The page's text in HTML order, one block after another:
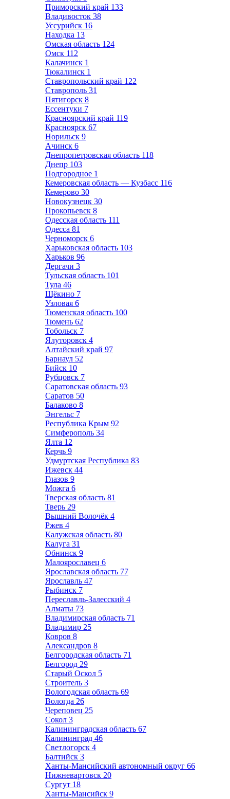
Приморский край 133
Владивосток 38
Уссурийск 16
Находка 13
Омская область 124
Омск 112
Калачинск 1
Тюкалинск 1
Ставропольский край 122
Ставрополь 31
Пятигорск 8
Ессентуки 7
Красноярский край 119
Красноярск 67
Норильск 9
Ачинск 6
Днепропетровская область 118
Днепр 103
Подгородное 1
Кемеровская область — Кузбасс 116
Кемерово 30
Новокузнецк 30
Прокопьевск 8
Одесская область 111
Одесса 81
Черноморск 6
Харьковская область 103
Харьков 96
Дергачи 3
Тульская область 101
Тула 46
Щёкино 7
Узловая 6
Тюменская область 100
Тюмень 62
Тобольск 7
Ялуторовск 4
Алтайский край 97
Барнаул 52
Бийск 10
Рубцовск 7
Саратовская область 93
Саратов 50
Балаково 8
Энгельс 7
Республика Крым 92
Симферополь 34
Ялта 12
Керчь 9
Удмуртская Республика 83
Ижевск 44
Глазов 9
Можга 6
Тверская область 81
Тверь 29
Вышний Волочёк 4
Ржев 4
Калужская область 80
Калуга 31
Обнинск 9
Малоярославец 6
Ярославская область 77
Ярославль 47
Рыбинск 7
Переславль-Залесский 4
Алматы 73
Владимирская область 71
Владимир 25
Ковров 8
Александров 8
Белгородская область 71
Белгород 29
Старый Оскол 5
Строитель 3
Вологодская область 69
Вологда 26
Череповец 25
Сокол 3
Калининградская область 67
Калининград 46
Светлогорск 4
Балтийск 3
Ханты-Мансийский автономный округ 66
Нижневартовск 20
Сургут 18
Ханты-Мансийск 9